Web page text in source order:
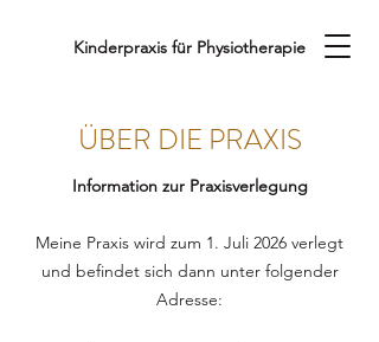
Kinderpraxis für Physiotherapie
ÜBER DIE PRAXIS
Information zur Praxisverlegung
Meine Praxis wird zum 1. Juli 2026 verlegt
und befindet sich dann unter folgender
Adresse: